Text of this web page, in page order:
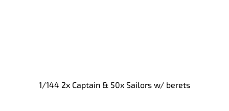
1/144 2x Captain & 50x Sailors w/ berets